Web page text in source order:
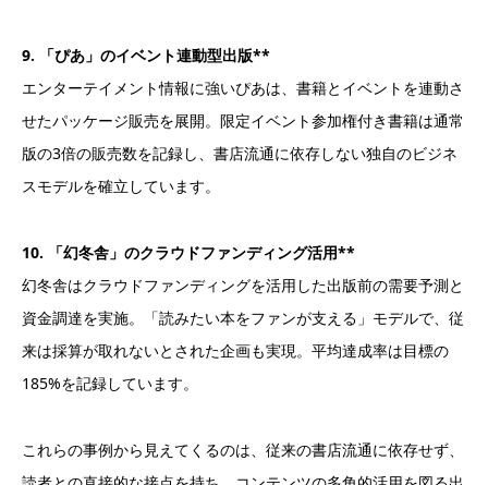
9. 「ぴあ」のイベント連動型出版**
エンターテイメント情報に強いぴあは、書籍とイベントを連動さ
せたパッケージ販売を展開。限定イベント参加権付き書籍は通常
版の3倍の販売数を記録し、書店流通に依存しない独自のビジネ
スモデルを確立しています。
10. 「幻冬舎」のクラウドファンディング活用**
幻冬舎はクラウドファンディングを活用した出版前の需要予測と
資金調達を実施。「読みたい本をファンが支える」モデルで、従
来は採算が取れないとされた企画も実現。平均達成率は目標の
185%を記録しています。
これらの事例から見えてくるのは、従来の書店流通に依存せず、